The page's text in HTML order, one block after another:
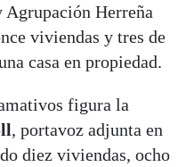
Herreña
viviendas y tres de
casa en propiedad.
figura la
, portavoz adjunta en
diez viviendas, ocho